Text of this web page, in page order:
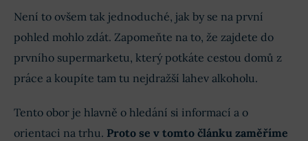
Není to ovšem tak jednoduché, jak by se na první
pohled mohlo zdát. Zapomeňte na to, že zajdete do
prvního supermarketu, který potkáte cestou domů z
práce a koupíte tam tu nejdražší lahev alkoholu.
Tento obor je hlavně o hledání si informací a o
orientaci na trhu. Proto se v tomto článku zaměříme